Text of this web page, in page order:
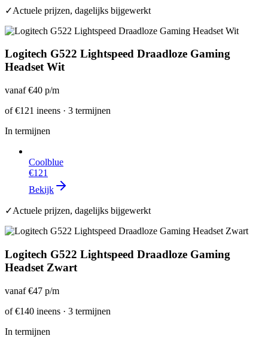
✓Actuele prijzen, dagelijks bijgewerkt
Logitech G522 Lightspeed Draadloze Gaming
Headset Wit
vanaf€40 p/m
of€121 ineens · 3 termijnen
In termijnen
Coolblue
€121
Bekijk
✓Actuele prijzen, dagelijks bijgewerkt
Logitech G522 Lightspeed Draadloze Gaming
Headset Zwart
vanaf€47 p/m
of€140 ineens · 3 termijnen
In termijnen